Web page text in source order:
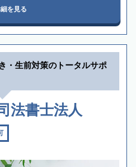
を見る
・生前対策のトータルサポ
法書士法人